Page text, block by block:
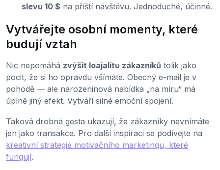
slevu 10 $ na příští návštěvu. Jednoduché, účinné.
Vytvářejte osobní momenty, které
budují vztah
Nic nepomáhá zvýšit loajalitu zákazníků tolik jako
pocit, že si ho opravdu všímáte. Obecný e-mail je v
pohodě — ale narozeninová nabídka „na míru“ má
úplně jiný efekt. Vytváří silné emoční spojení.
Taková drobná gesta ukazují, že zákazníky nevnímáte
jen jako transakce. Pro další inspiraci se podívejte na
kreativní strategie motivačního marketingu, které
fungují.